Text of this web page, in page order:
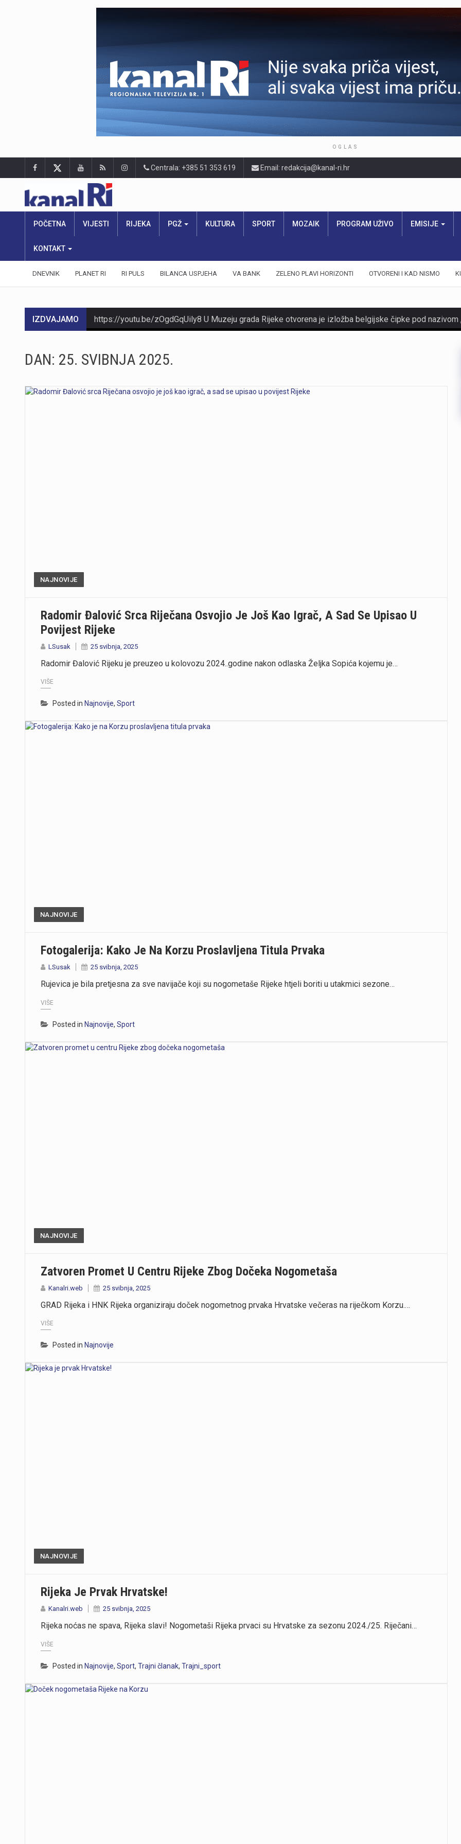
OGLAS
Centrala: +385 51 353 619 Email: redakcija@kanal-ri.hr
POČETNA VIJESTI RIJEKA PGŽ KULTURA SPORT MOZAIK PROGRAM UŽIVO EMISIJE
KONTAKT
DNEVNIK PLANET RI RI PULS BILANCA USPJEHA VA BANK ZELENO PLAVI HORIZONTI OTVORENI I KAD NISMO
IZDVAJAMO
DAN: 25. SVIBNJA 2025.
NAJNOVIJE
Radomir Đalović Srca Riječana Osvojio Je Još Kao Igrač, A Sad Se Upisao U
Povijest Rijeke
LSusak 25 svibnja, 2025
Radomir Đalović Rijeku je preuzeo u kolovozu 2024..godine nakon odlaska Željka Sopića kojemu je…
VIŠE
Posted in Najnovije, Sport
NAJNOVIJE
Fotogalerija: Kako Je Na Korzu Proslavljena Titula Prvaka
LSusak 25 svibnja, 2025
Rujevica je bila pretjesna za sve navijače koji su nogometaše Rijeke htjeli boriti u utakmici sezone…
VIŠE
Posted in Najnovije, Sport
NAJNOVIJE
Zatvoren Promet U Centru Rijeke Zbog Dočeka Nogometaša
Kanalri.web 25 svibnja, 2025
GRAD Rijeka i HNK Rijeka organiziraju doček nogometnog prvaka Hrvatske večeras na riječkom Korzu.…
VIŠE
Posted in Najnovije
NAJNOVIJE
Rijeka Je Prvak Hrvatske!
Kanalri.web 25 svibnja, 2025
Rijeka noćas ne spava, Rijeka slavi! Nogometaši Rijeka prvaci su Hrvatske za sezonu 2024./25. Riječani…
VIŠE
Posted in Najnovije, Sport, Trajni članak, Trajni_sport